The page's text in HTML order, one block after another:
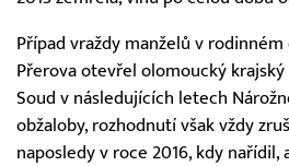
Případ vraždy manželů v
Přerova otevřel olomoucký krajský
Soud v následujících letech
obžaloby, rozhodnutí však vždy
naposledy v roce 2016, kdy